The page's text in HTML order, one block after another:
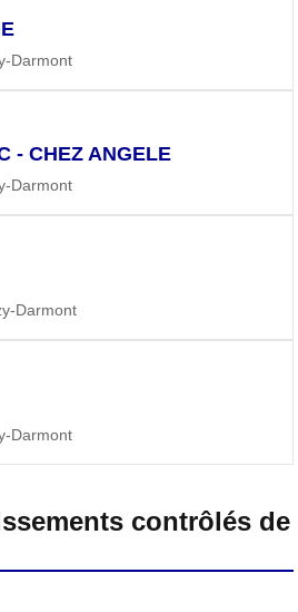
Darmont
- CHEZ ANGELE
Darmont
Darmont
Darmont
contrôlés de